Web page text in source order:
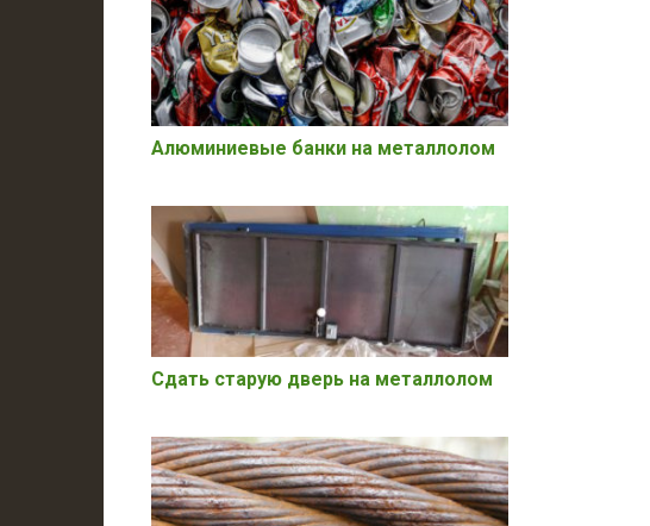
Алюминиевые банки на металлолом
Сдать старую дверь на металлолом